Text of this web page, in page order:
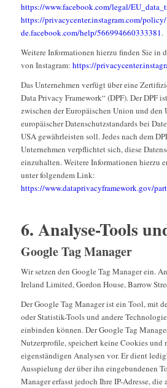
https://www.facebook.com/legal/
https://privacycenter.instagram.com/policy/
de.facebook.com/help/566994660333381.
Weitere Informationen hierzu finden Sie in
von Instagram: https://
Das Unternehmen verfügt über eine
Data Privacy Framework“ (DPF). Der DPF
zwischen der Europäischen Union und den
europäischer Datenschutzstandards bei
USA gewährleisten soll. Jedes nach dem
Unternehmen verpflichtet sich, diese
einzuhalten. Weitere Informationen hierzu
unter folgendem Link:
https://www.dataprivacyframework.gov/
6. Analyse-Tools
Google Tag Manager
Wir setzen den Google Tag Manager ein.
Ireland Limited, Gordon House, Barrow
Der Google Tag Manager ist ein Tool, mit
oder Statistik-Tools und andere
einbinden können. Der Google Tag
Nutzerprofile, speichert keine Cookies und
eigenständigen Analysen vor. Er dient
Ausspielung der über ihn eingebundenen
Manager erfasst jedoch Ihre IP-Adresse, die